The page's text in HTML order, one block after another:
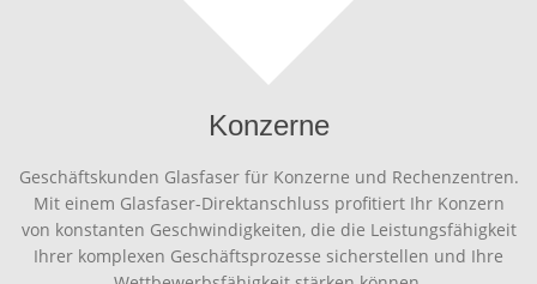
Konzerne
Geschäftskunden Glasfaser für Konzerne und Rechenzentren.
Mit einem Glasfaser-Direktanschluss profitiert Ihr Konzern
von konstanten Geschwindigkeiten, die die Leistungsfähigkeit
Ihrer komplexen Geschäftsprozesse sicherstellen und Ihre